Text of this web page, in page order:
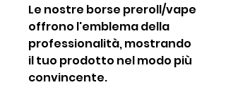
Le nostre borse preroll/vape
offrono l'emblema della
professionalità, mostrando
il tuo prodotto nel modo più
convincente.